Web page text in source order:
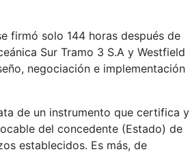
firmó solo 144 horas después de
Sur Tramo 3 S.A y Westfield
negociación e implementación
de un instrumento que certifica y
del concedente (Estado) de
establecidos. Es más, de